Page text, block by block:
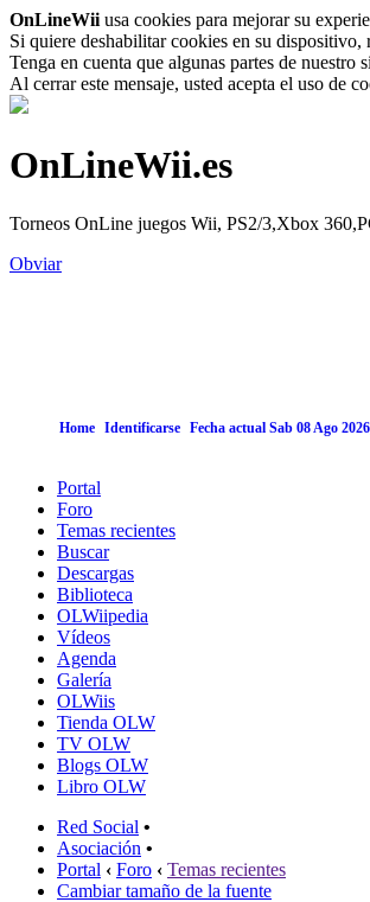
OnLineWii usa cookies para mejorar su
Si quiere deshabilitar cookies en su dispositivo,
Tenga en cuenta que algunas partes de
Al cerrar este mensaje, usted acepta el uso de
OnLineWii.es
Torneos OnLine juegos Wii, PS2/3,Xbox
Obviar
Home Identificarse Fecha actual Sab 08 Ago
Portal
Foro
Temas recientes
Buscar
Descargas
Biblioteca
OLWiipedia
Vídeos
Agenda
Galería
OLWiis
Tienda OLW
TV OLW
Blogs OLW
Libro OLW
Red Social •
Asociación •
Portal ‹ Foro ‹ Temas recientes
Cambiar tamaño de la fuente